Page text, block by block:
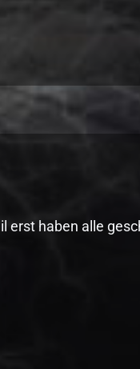
erst haben alle